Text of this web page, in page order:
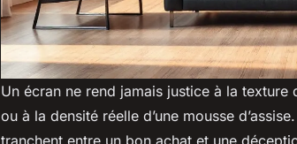
Un écran ne rend jamais justice à la texture
ou à la densité réelle d’une mousse